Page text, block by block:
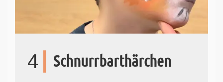
4 Schnurrbarthärchen